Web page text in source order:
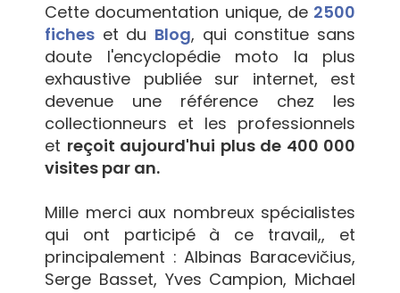
Cette documentation unique, de 2500
fiches et du Blog, qui constitue sans
doute l'encyclopédie moto la plus
exhaustive publiée sur internet, est
devenue une référence chez les
collectionneurs et les professionnels
et reçoit aujourd'hui plus de 400 000
visites par an.
Mille merci aux nombreux spécialistes
qui ont participé à ce travail,, et
principalement : Albinas Baracevičius,
Serge Basset, Yves Campion, Michael